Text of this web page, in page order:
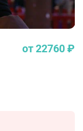
от 22760 ₽